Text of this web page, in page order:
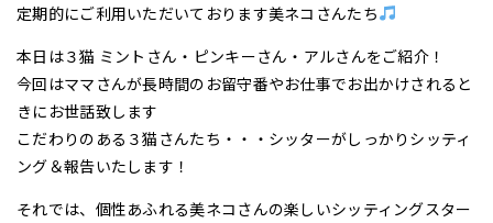
定期的にご利用いただいております美ネコさんたち
本日は３猫 ミントさん・ピンキーさん・アルさんをご紹介！
今回はママさんが長時間のお留守番やお仕事でお出かけされると
きにお世話致します
こだわりのある３猫さんたち・・・シッターがしっかりシッティ
ング＆報告いたします！
それでは、個性あふれる美ネコさんの楽しいシッティングスター